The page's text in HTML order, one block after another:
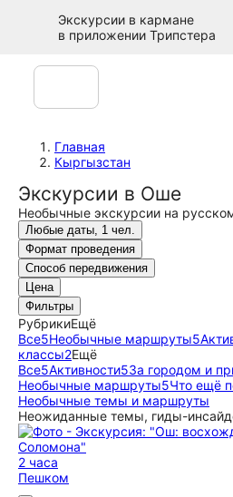
Экскурсии в кармане
в приложении Трипстера
Главная
Кыргызстан
Экскурсии в Оше
Необычные экскурсии на
Любые даты, 1 чел.
Формат проведения
Способ передвижения
Цена
Фильтры
РубрикиЕщё
Все5Необычные маршруты5
классы2Ещё
Все5Активности5За городом и
Необычные маршруты5Что ещё
Необычные темы и маршруты
Неожиданные темы, гиды-
2 часа
Пешком